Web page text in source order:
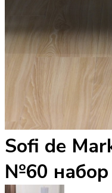
Sofi de
№60 набор